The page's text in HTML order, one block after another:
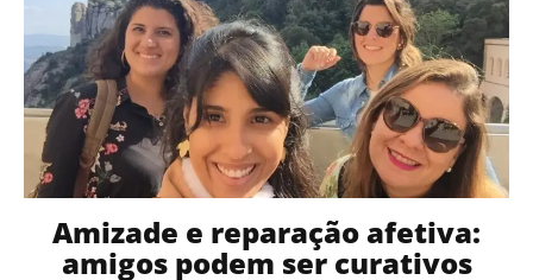
Amizade e reparação afetiva:
amigos podem ser curativos